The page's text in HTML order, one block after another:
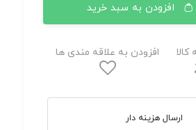
افزودن به سبد خرید
افزودن به علاقه مندی ها
ارسال هزینه دار